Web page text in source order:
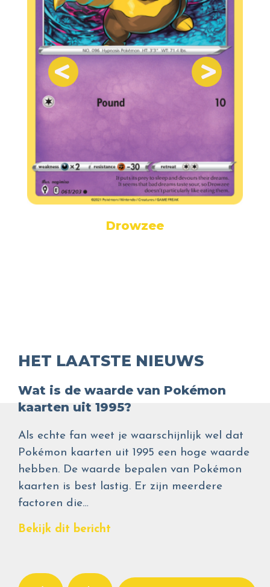
Drowzee
HET LAATSTE NIEUWS
Wat is de waarde van Pokémon
kaarten uit 1995?
Als echte fan weet je waarschijnlijk wel dat
Pokémon kaarten uit 1995 een hoge waarde
hebben. De waarde bepalen van Pokémon
kaarten is best lastig. Er zijn meerdere
factoren die…
Bekijk dit bericht